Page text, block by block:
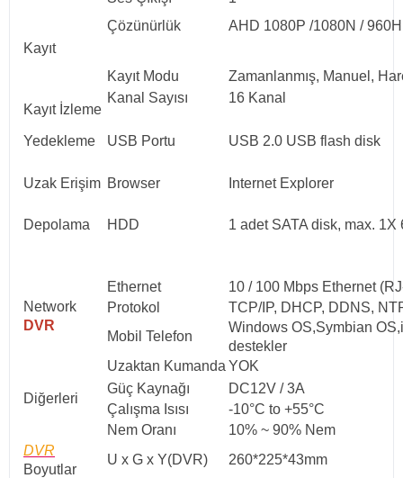
Kayıt
Çözünürlük AHD 1080P /1080N /
Kayıt Modu Zamanlanmış, Manuel,
Kayıt İzleme
Kanal Sayısı 16 Kanal
Yedekleme USB Portu USB 2.0 USB flash disk
Uzak Erişim Browser Internet Explorer
Depolama HDD 1 adet SATA disk, max. 1X
Network
DVR
Ethernet
10 / 100 Mbps Ethernet
Protokol
TCP/IP, DHCP, DDNS,
Mobil Telefon
Windows OS,Symbian
destekler
Diğerleri
Uzaktan Kumanda YOK
Güç Kaynağı
DC12V / 3A
Çalışma Isısı
-10°C to +55°C
Nem Oranı
10% ~ 90% Nem
DVR
Boyutlar
U x G x Y(DVR)
260*225*43mm